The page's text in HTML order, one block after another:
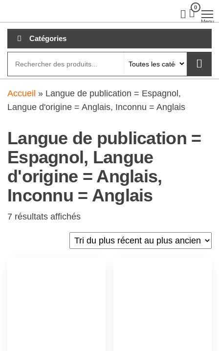
au
contenu
0
Menu
Catégories
Accueil » Langue de publication = Espagnol,
Langue d'origine = Anglais, Inconnu = Anglais
Langue de publication =
Espagnol, Langue
d'origine = Anglais,
Inconnu = Anglais
7 résultats affichés